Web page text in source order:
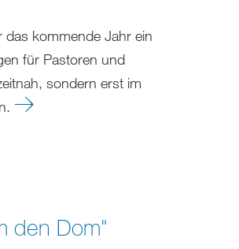
das kommende Jahr ein
für Pastoren und
sondern erst im
den Dom"